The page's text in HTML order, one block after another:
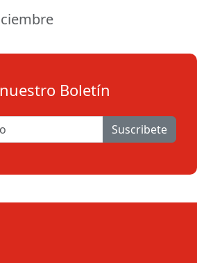
Boletín
Suscribete